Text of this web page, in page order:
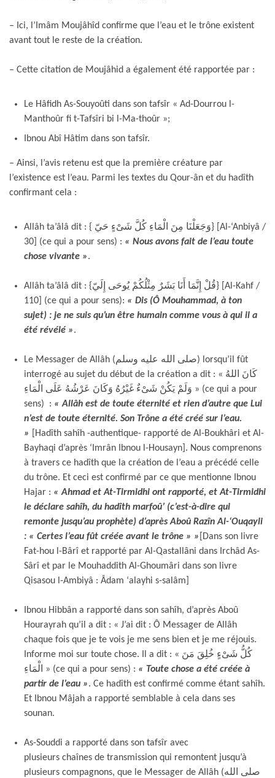
– Ici, l’Imâm Moujâhîd confirme que l’eau et le trône existent
avant tout le reste de la création.
– Cette citation de Moujâhid a également été rapportée par :
Le Hâfidh As-Souyoûti dans son tafsîr « Ad-Dourrou l-
Manthoûr fi t-Tafsîri bi l-Ma-thoûr »;
Ibnou Abî Hâtim dans son tafsîr.
– Ainsi, l’avis retenu est que la première créature par
l’existence est l’eau. Parmi les textes du Qour-ân et du hadîth
confirmant cela :
Allâh ta’âlâ dit : { وَجَعَلْنَا مِنَ الْمَاءِ كُلَّ شَىْءٍ حَيّ} [Al-‘Anbiyâ /
30] (ce qui a pour sens) : « Nous avons fait de l’eau toute
chose vivante ».
Allâh ta’âlâ dit : {قُلْ إِنَّمَا أَنَا بَشَرٌ مِثْلُكُمْ يُوحَى إِلَيّ} [Al-Kahf /
110] (ce qui a pour sens): « Dis (Ô Mouhammad, à ton
sujet) : je ne suis qu’un être humain comme vous à qui il a
été révélé ».
Le Messager de Allâh (صلى الله عليه وسلم) lorsqu’il fût
interrogé au sujet du début de la création a dit : « كَانَ اللهُ
وَلَمْ يَكُنْ شَىْءٌ غَيْرُهُ وَكَانَ عَرْشُهُ عَلَى الْمَاءِ » (ce qui a pour
sens) : « Allâh est de toute éternité et rien d’autre que Lui
n’est de toute éternité. Son Trône a été créé sur l’eau.
»
[Hadîth sahîh -authentique- rapporté de Al-Boukhâri et Al-
Bayhaqi d’après ‘Imrân Ibnou l-Housayn]. Nous comprenons
à travers ce hadîth que la création de l’eau a précédé celle
du trône. Et ceci est confirmé par ce que mentionne Ibnou
Hajar : « Ahmad et At-Tirmidhi ont rapporté, et At-Tirmidhi
le déclare sahîh, du hadîth marfoû’ (c’est-à-dire qui
remonte jusqu’au prophète) d’après Aboû Razîn Al-‘Ouqayli
: « Certes l’eau fût créée avant le trône » » [Dans son livre
Fat-hou l-Bârî et rapporté par Al-Qastallâni dans Irchâd As-
Sârî et par le Mouhaddith Al-Ghoumâri dans son livre
Qisasou l-Ambiyâ : Âdam ‘alayhi s-salâm]
Ibnou Hibbân a rapporté dans son sahîh, d’après Aboû
Hourayrah qu’il a dit : « J’ai dit : Ô Messager de Allâh
chaque fois que je te vois je me sens bien et je me réjouis.
Informe moi sur toute chose. Il a dit : « كُلُّ شَىْءٍ خُلِقَ مَنَ
الْمَاءِ » (ce qui a pour sens) : « Toute chose a été créée à
partir de l’eau ». Ce hadîth est confirmé comme étant sahîh.
Et Ibnou Mâjah a rapporté semblable à cela dans ses
sounan.
As-Souddi a rapporté dans son tafsîr avec
plusieurs chaînes de transmission qui remontent jusqu’à
plusieurs compagnons, que le Messager de Allâh (صلى الله